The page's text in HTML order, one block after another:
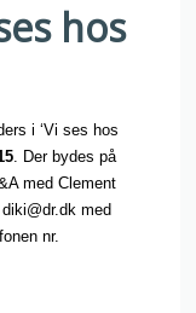
hos
i ‘Vi ses hos
. Der bydes på
med Clement
med
nr.